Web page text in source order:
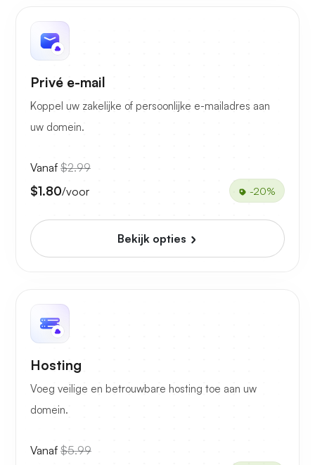
Privé e-mail
Koppel uw zakelijke of persoonlijke e-mailadres aan
uw domein.
Vanaf $2.99
$1.80/voor -20%
Bekijk opties
Hosting
Voeg veilige en betrouwbare hosting toe aan uw
domein.
Vanaf $5.99